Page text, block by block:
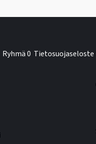
Ryhmä 0 Tietosuojaseloste